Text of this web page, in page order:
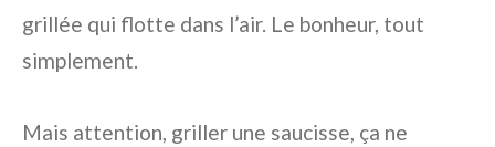
grillée qui flotte dans l’air. Le bonheur, tout
simplement.
Mais attention, griller une saucisse, ça ne